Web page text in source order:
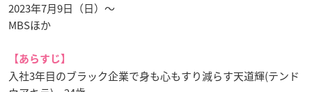
2023年7月9日（日）〜
MBSほか
【あらすじ】
入社3年目のブラック企業で身も心もすり減らす天道輝(テンド